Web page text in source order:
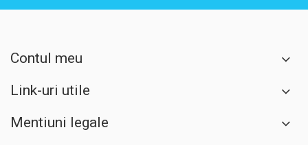
Contul meu
Link-uri utile
Mentiuni legale